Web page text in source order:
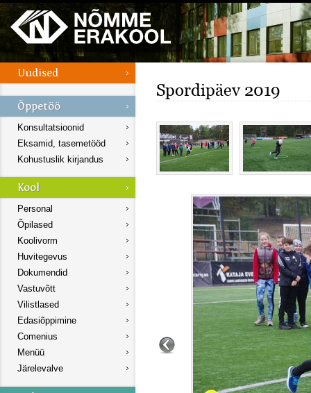
Konsultatsioonid
Eksamid, tasemetööd
Kohustuslik kirjandus
Personal
Õpilased
Koolivorm
Huvitegevus
Dokumendid
Vastuvõtt
Vilistlased
Edasiõppimine
Comenius
Menüü
Järelevalve
Spordipäev 2019